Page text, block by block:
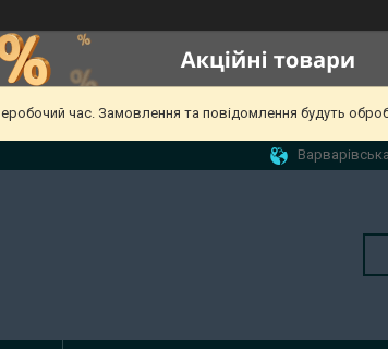
час. Замовлення та повідомлення будуть